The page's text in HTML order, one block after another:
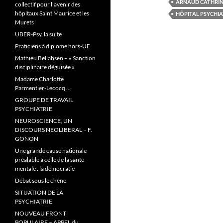
b
o
o
t
e
r
ARNAUD
HÔPITAL
collectif pour l’avenir des
hôpitaux Saint Maurice et les
Murets
UBER-Psy, la suite
Praticiens à diplome hors-UE
Mathieu Bellahsen – « Sanction
disciplinaire déguisée »
Madame Charlotte
Parmentier-Lecocq …
GROUPE DE TRAVAIL
PSYCHIATRIE
NEUROSCIENCE, UN
DISCOURS NEOLIBERAL – F.
GONON
Une grande cause nationale
préalable à celle de la santé
mentale : la démocratie
Débat sous le chêne
SITUATION DE LA
PSYCHIATRIE
NOUVEAU FRONT